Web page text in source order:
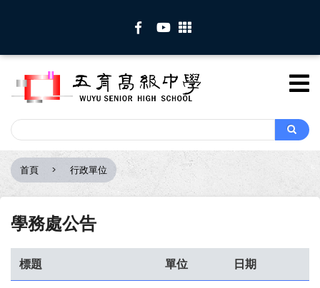
內
Search
Search
導
航
結
首頁 行政單位
學務處公告
標題 單位
日期